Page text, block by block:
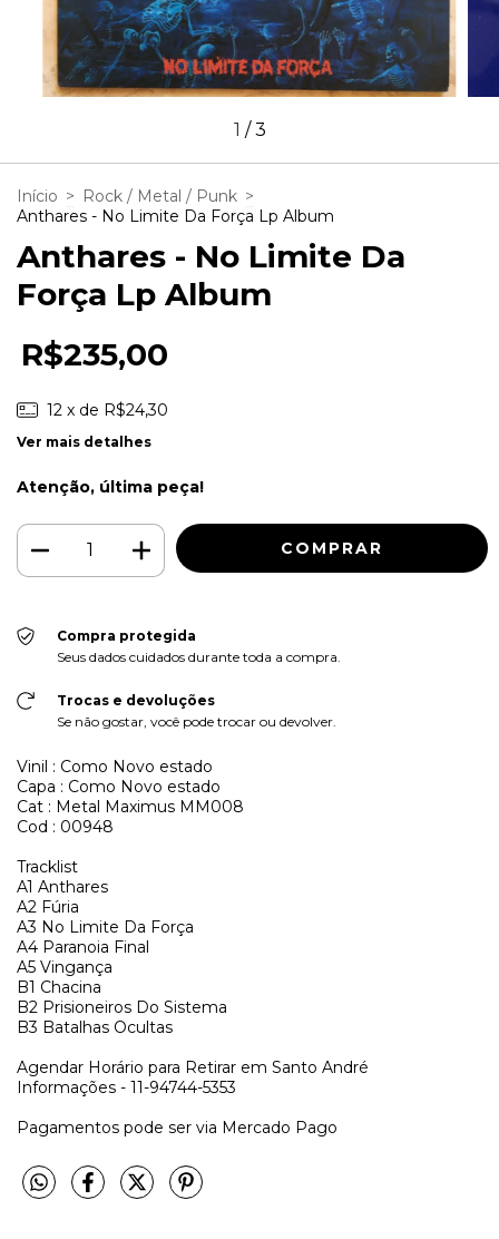
1 /3
Início > Rock / Metal / Punk >
Anthares - No Limite Da Força Lp Album
Anthares - No Limite Da
Força Lp Album
R$235,00
12 x de R$24,30
Ver mais detalhes
Atenção, última peça!
Compra protegida
Seus dados cuidados durante toda a compra.
Trocas e devoluções
Se não gostar, você pode trocar ou devolver.
Vinil : Como Novo estado
Capa : Como Novo estado
Cat : Metal Maximus MM008
Cod : 00948
Tracklist
A1 Anthares
A2 Fúria
A3 No Limite Da Força
A4 Paranoia Final
A5 Vingança
B1 Chacina
B2 Prisioneiros Do Sistema
B3 Batalhas Ocultas
Agendar Horário para Retirar em Santo André
Informações - 11-94744-5353
Pagamentos pode ser via Mercado Pago